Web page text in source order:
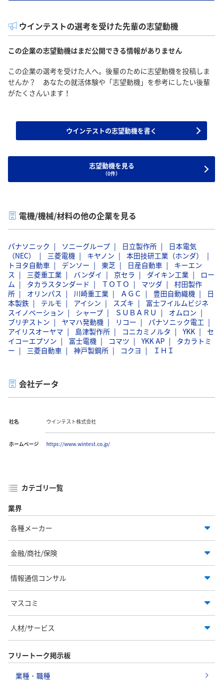
ウインテストの選考を受けた先輩の志望動機
この企業の志望動機はまだ公開できる情報がありません
この企業の選考を受けた人へ。後輩のために志望動機を投稿しま
せんか？ あなたの就活体験や「志望動機」を参考にしたい後輩
がたくさんいます！
ウインテストの志望動機を書く
志望動機を見る
（0件）
電機/機械/材料の他の企業を見る
パナソニック ソニーグループ 日立製作所
日本電気
（NEC）
三菱電機 キヤノン
本田技研工業（ホンダ）
トヨタ自動車
デンソー 東芝 日産自動車
キーエン
ス
三菱重工業 バンダイ 京セラ ダイキン工業
ロー
ム
タカラスタンダード ＴＯＴＯ マツダ
村田製作
所
オリンパス 川崎重工業 ＡＧＣ 豊田自動織機
日
本製鉄
テルモ アイシン スズキ
富士フイルムビジネ
スイノベーション
シャープ ＳＵＢＡＲＵ
オムロン
ブリヂストン
ヤマハ発動機 リコー
パナソニック電工
アイリスオーヤマ
島津製作所 コニカミノルタ YKK
セ
イコーエプソン
富士電機 コマツ YKK AP
タカラトミ
ー
三菱自動車 神戸製鋼所 コクヨ ＩＨＩ
会社データ
社名 ウインテスト株式会社
ホームページ https://www.wintest.co.jp/
カテゴリ一覧
業界
各種メーカー
金融/商社/保険
情報通信コンサル
マスコミ
人材/サービス
フリートーク掲示板
業種・職種